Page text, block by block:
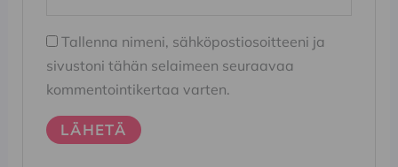
Tallenna nimeni, sähköpostiosoitteeni ja
sivustoni tähän selaimeen seuraavaa
kommentointikertaa varten.